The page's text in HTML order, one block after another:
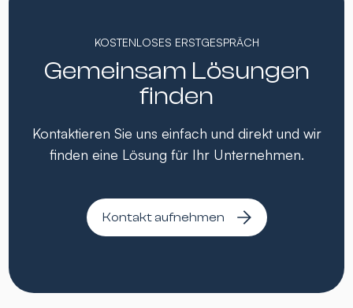
KOSTENLOSES ERSTGESPRÄCH
Gemeinsam Lösungen
finden
Kontaktieren Sie uns einfach und direkt und wir
finden eine Lösung für Ihr Unternehmen.
Kontakt aufnehmen